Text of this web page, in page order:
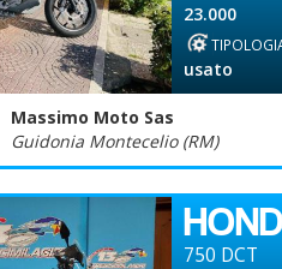
23.000
usato
Massimo Moto Sas
Guidonia Montecelio (RM)
750 DCT